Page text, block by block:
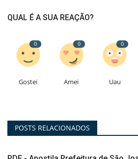
QUAL É A SUA REAÇÃO?
0
Gostei
0
Amei
0
Uau
POSTS RELACIONADOS